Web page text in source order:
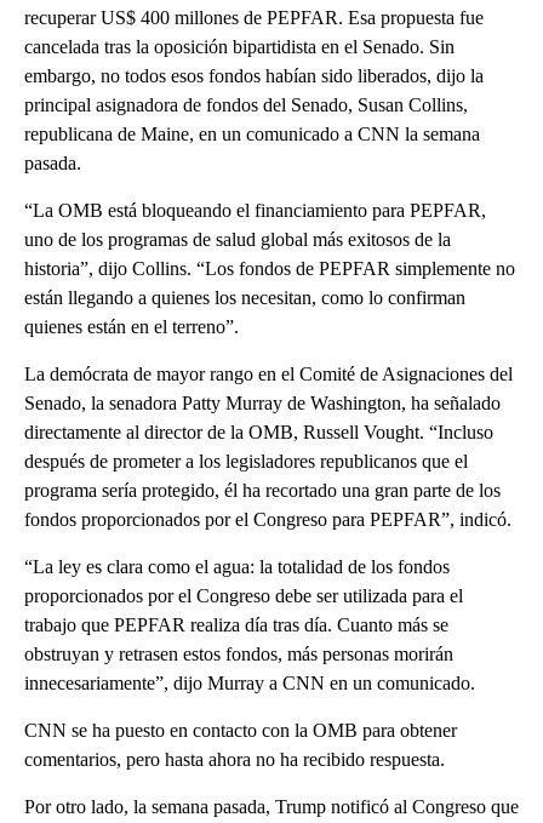
recuperar US$ 400 millones de PEPFAR. Esa propuesta fue
cancelada tras la oposición bipartidista en el Senado. Sin
embargo, no todos esos fondos habían sido liberados, dijo la
principal asignadora de fondos del Senado, Susan Collins,
republicana de Maine, en un comunicado a CNN la semana
pasada.
“La OMB está bloqueando el financiamiento para PEPFAR,
uno de los programas de salud global más exitosos de la
historia”, dijo Collins. “Los fondos de PEPFAR simplemente no
están llegando a quienes los necesitan, como lo confirman
quienes están en el terreno”.
La demócrata de mayor rango en el Comité de Asignaciones del
Senado, la senadora Patty Murray de Washington, ha señalado
directamente al director de la OMB, Russell Vought. “Incluso
después de prometer a los legisladores republicanos que el
programa sería protegido, él ha recortado una gran parte de los
fondos proporcionados por el Congreso para PEPFAR”, indicó.
“La ley es clara como el agua: la totalidad de los fondos
proporcionados por el Congreso debe ser utilizada para el
trabajo que PEPFAR realiza día tras día. Cuanto más se
obstruyan y retrasen estos fondos, más personas morirán
innecesariamente”, dijo Murray a CNN en un comunicado.
CNN se ha puesto en contacto con la OMB para obtener
comentarios, pero hasta ahora no ha recibido respuesta.
Por otro lado, la semana pasada, Trump notificó al Congreso que